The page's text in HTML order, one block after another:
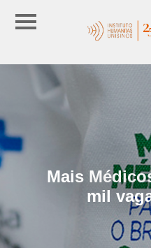
Mais
mil